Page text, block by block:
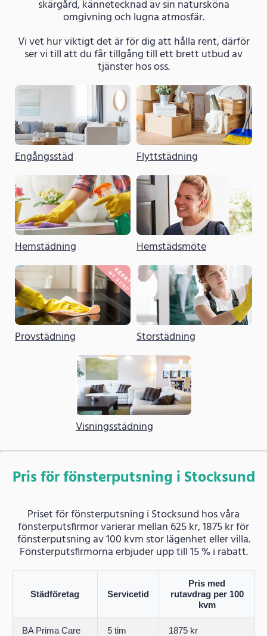
skärgård, kännetecknad av sin natursköna
omgivning och lugna atmosfär.
Vi vet hur viktigt det är för dig att hålla rent, därför
ser vi till att du får tillgång till ett brett utbud av
tjänster hos oss.
Engångsstäd Flyttstädning
Hemstädning Hemstädsmöte
Provstädning Storstädning
Visningsstädning
Pris för fönsterputsning i Stocksund
Priset för fönsterputsning i Stocksund hos våra
fönsterputsfirmor varierar mellan 625 kr, 1875 kr för
fönsterputsning av 100 kvm stor lägenhet eller villa.
Fönsterputsfirmorna erbjuder upp till 15 % i rabatt.
Städföretag Servicetid
Pris med
rutavdrag per 100
kvm
BA Prima Care 5 tim 1875 kr